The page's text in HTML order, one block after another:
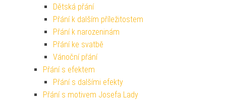
Dětská přání
Přání k dalším příležitostem
Přání k narozeninám
Přání ke svatbě
Vánoční přání
Přání s efektem
Přání s dalšími efekty
Přání s motivem Josefa Lady